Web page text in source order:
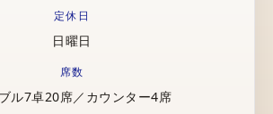
定休日
日曜日
席数
ル7卓20席／カウンター4席